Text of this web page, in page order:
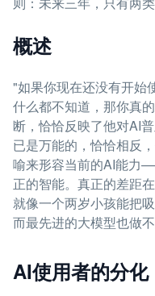
概述
"如果你现在还没有开始
什么都不知道，那你真
断，恰恰反映了他对AI
已是万能的，恰恰相反
喻来形容当前的AI能力
正的智能。真正的差距
就像一个两岁小孩能把
而最先进的大模型也做
AI使用者的分